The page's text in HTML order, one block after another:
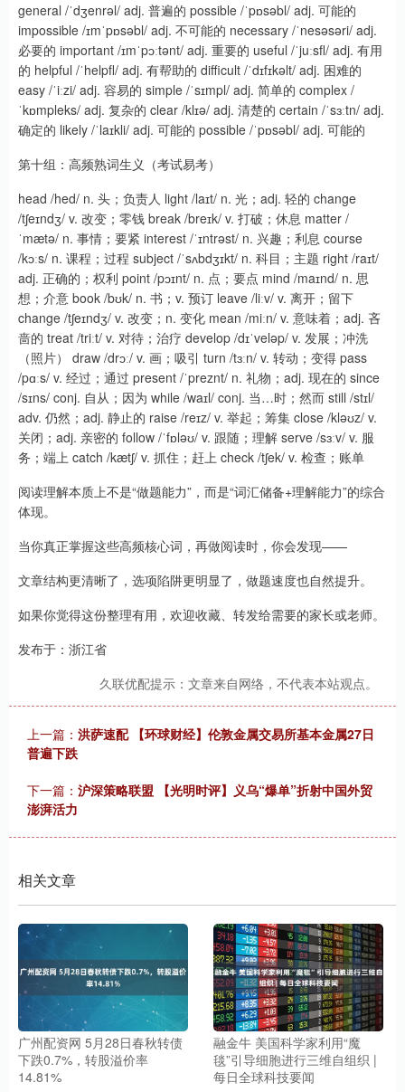
general /ˈdʒenrəl/ adj. 普遍的 possible /ˈpɒsəbl/ adj. 可能的
impossible /ɪmˈpɒsəbl/ adj. 不可能的 necessary /ˈnesəsəri/ adj.
必要的 important /ɪmˈpɔːtənt/ adj. 重要的 useful /ˈjuːsfl/ adj. 有用
的 helpful /ˈhelpfl/ adj. 有帮助的 difficult /ˈdɪfɪkəlt/ adj. 困难的
easy /ˈiːzi/ adj. 容易的 simple /ˈsɪmpl/ adj. 简单的 complex /
ˈkɒmpleks/ adj. 复杂的 clear /klɪə/ adj. 清楚的 certain /ˈsɜːtn/ adj.
确定的 likely /ˈlaɪkli/ adj. 可能的 possible /ˈpɒsəbl/ adj. 可能的
第十组：高频熟词生义（考试易考）
head /hed/ n. 头；负责人 light /laɪt/ n. 光；adj. 轻的 change
/tʃeɪndʒ/ v. 改变；零钱 break /breɪk/ v. 打破；休息 matter /
ˈmætə/ n. 事情；要紧 interest /ˈɪntrəst/ n. 兴趣；利息 course
/kɔːs/ n. 课程；过程 subject /ˈsʌbdʒɪkt/ n. 科目；主题 right /raɪt/
adj. 正确的；权利 point /pɔɪnt/ n. 点；要点 mind /maɪnd/ n. 思
想；介意 book /bʊk/ n. 书；v. 预订 leave /liːv/ v. 离开；留下
change /tʃeɪndʒ/ v. 改变；n. 变化 mean /miːn/ v. 意味着；adj. 吝
啬的 treat /triːt/ v. 对待；治疗 develop /dɪˈveləp/ v. 发展；冲洗
（照片） draw /drɔː/ v. 画；吸引 turn /tɜːn/ v. 转动；变得 pass
/pɑːs/ v. 经过；通过 present /ˈpreznt/ n. 礼物；adj. 现在的 since
/sɪns/ conj. 自从；因为 while /waɪl/ conj. 当…时；然而 still /stɪl/
adv. 仍然；adj. 静止的 raise /reɪz/ v. 举起；筹集 close /kləʊz/ v.
关闭；adj. 亲密的 follow /ˈfɒləʊ/ v. 跟随；理解 serve /sɜːv/ v. 服
务；端上 catch /kætʃ/ v. 抓住；赶上 check /tʃek/ v. 检查；账单
阅读理解本质上不是“做题能力”，而是“词汇储备+理解能力”的综合
体现。
当你真正掌握这些高频核心词，再做阅读时，你会发现——
文章结构更清晰了，选项陷阱更明显了，做题速度也自然提升。
如果你觉得这份整理有用，欢迎收藏、转发给需要的家长或老师。
发布于：浙江省
久联优配提示：文章来自网络，不代表本站观点。
上一篇： 洪萨速配 【环球财经】伦敦金属交易所基本金属27日
普遍下跌
下一篇： 沪深策略联盟 【光明时评】义乌“爆单”折射中国外贸
澎湃活力
相关文章
广州配资网 5月28日春秋转债
下跌0.7%，转股溢价率
14.81%
融金牛 美国科学家利用“魔
毯”引导细胞进行三维自组织 |
每日全球科技要闻